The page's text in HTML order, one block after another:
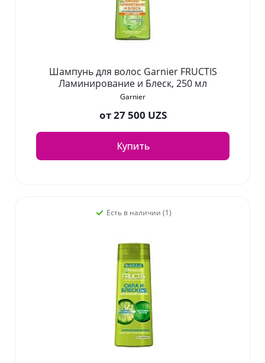
Шампунь для волос Garnier FRUCTIS
Ламинирование и Блеск, 250 мл
Garnier
от27 500 UZS
Купить
Есть в наличии (1)